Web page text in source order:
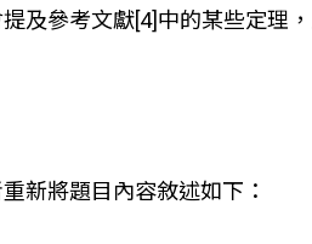
及參考文獻[4]中的某些定理
新將題目內容敘述如下：